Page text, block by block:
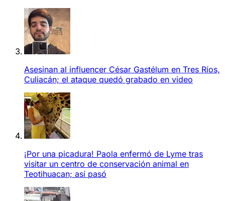
Asesinan al influencer César Gastélum en Tres Ríos,
Culiacán; el ataque quedó grabado en video
¡Por una picadura! Paola enfermó de Lyme tras
visitar un centro de conservación animal en
Teotihuacan; así pasó